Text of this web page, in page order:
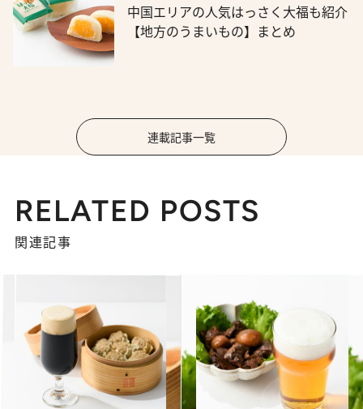
中国エリアの人気はっさく大福も紹介
【地方のうまいもの】まとめ
連載記事一覧
RELATED POSTS
関連記事